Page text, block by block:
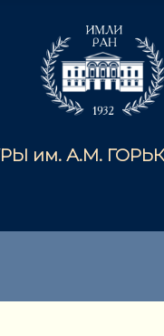
им. А.М.